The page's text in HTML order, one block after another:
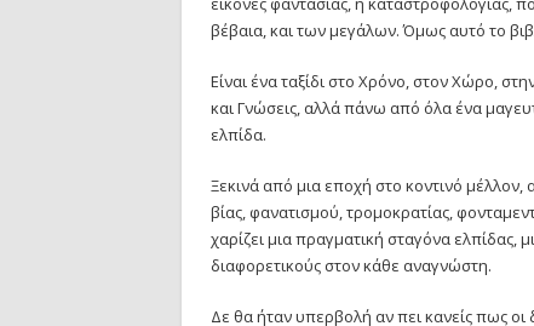
βέβαια, και των μεγάλων. Όμως αυτό το
Είναι ένα ταξίδι στο Χρόνο, στον Χώρο,
και Γνώσεις, αλλά πάνω από όλα ένα
ελπίδα.
Ξεκινά από μια εποχή στο κοντινό
βίας, φανατισμού, τρομοκρατίας,
χαρίζει μια πραγματική σταγόνα ελπίδας,
διαφορετικούς στον κάθε αναγνώστη.
Δε θα ήταν υπερβολή αν πει κανείς πως